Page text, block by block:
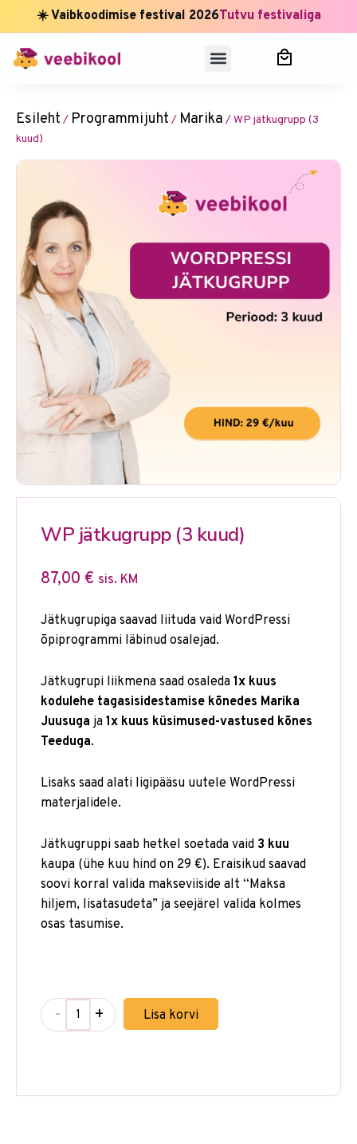
☀️ Vaibkoodimise festival 2026Tutvu festivaliga
Esileht / Programmijuht / Marika / WP jätkugrupp (3
kuud)
WP jätkugrupp (3 kuud)
87,00 € sis. KM
Jätkugrupiga saavad liituda vaid WordPressi
õpiprogrammi läbinud osalejad.
Jätkugrupi liikmena saad osaleda 1x kuus
kodulehe tagasisidestamise kõnedes Marika
Juusuga ja 1x kuus küsimused-vastused kõnes
Teeduga.
Lisaks saad alati ligipääsu uutele WordPressi
materjalidele.
Jätkugruppi saab hetkel soetada vaid 3 kuu
kaupa (ühe kuu hind on 29 €). Eraisikud saavad
soovi korral valida makseviiside alt “Maksa
hiljem, lisatasudeta” ja seejärel valida kolmes
osas tasumise.
- + Lisa korvi